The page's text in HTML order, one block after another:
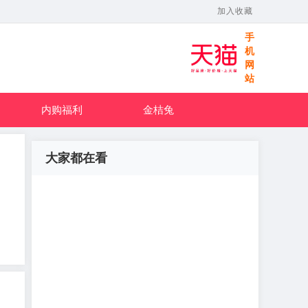
加入收藏
手
机
网
站
内购福利 金桔兔
大家都在看